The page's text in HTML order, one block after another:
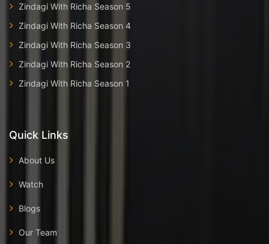
Zindagi With Richa Season 5
Zindagi With Richa Season 4
Zindagi With Richa Season 3
Zindagi With Richa Season 2
Zindagi With Richa Season 1
Quick Links
About Us
Watch
Blogs
Our Team